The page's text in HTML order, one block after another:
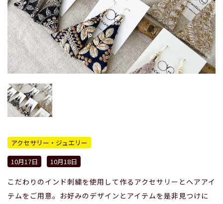
アクセサリー・ジュエリー
10月17日
10月18日
こだわりのインド刺繍を使用して作るアクセサリーとヘアアイ
テムをご用意。お好みのデザインとアイテムを是非見つけに